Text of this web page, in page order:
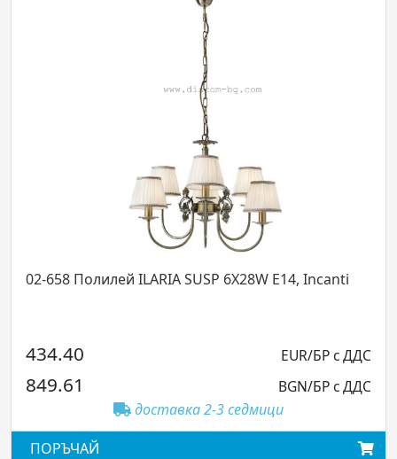
02-658 Полилей ILARIA SUSP 6X28W E14, Incanti
434.40 EUR/БР с ДДС
849.61
BGN/БР с ДДС
доставка 2-3 седмици
ПОРЪЧАЙ